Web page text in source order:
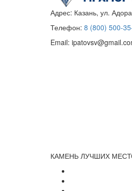
Адрес: Казань, ул.
Телефон: 8 (800) 500-
Email:
КАМЕНЬ ЛУЧШИХ